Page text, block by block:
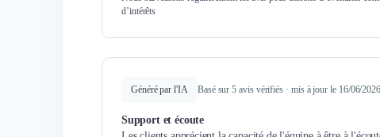
d’intérêts
Généré par l'IA Basé sur 5 avis vérifiés · mis à jour le 16/06/2026
Support et écoute